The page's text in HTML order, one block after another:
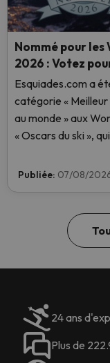
Nommé pour les
2026 : Votez
Esquiades.com a
catégorie «
au monde » aux
« Oscars du ski »,
dès maintenant et
Publiée: 07/08/
24 ans
Plus de